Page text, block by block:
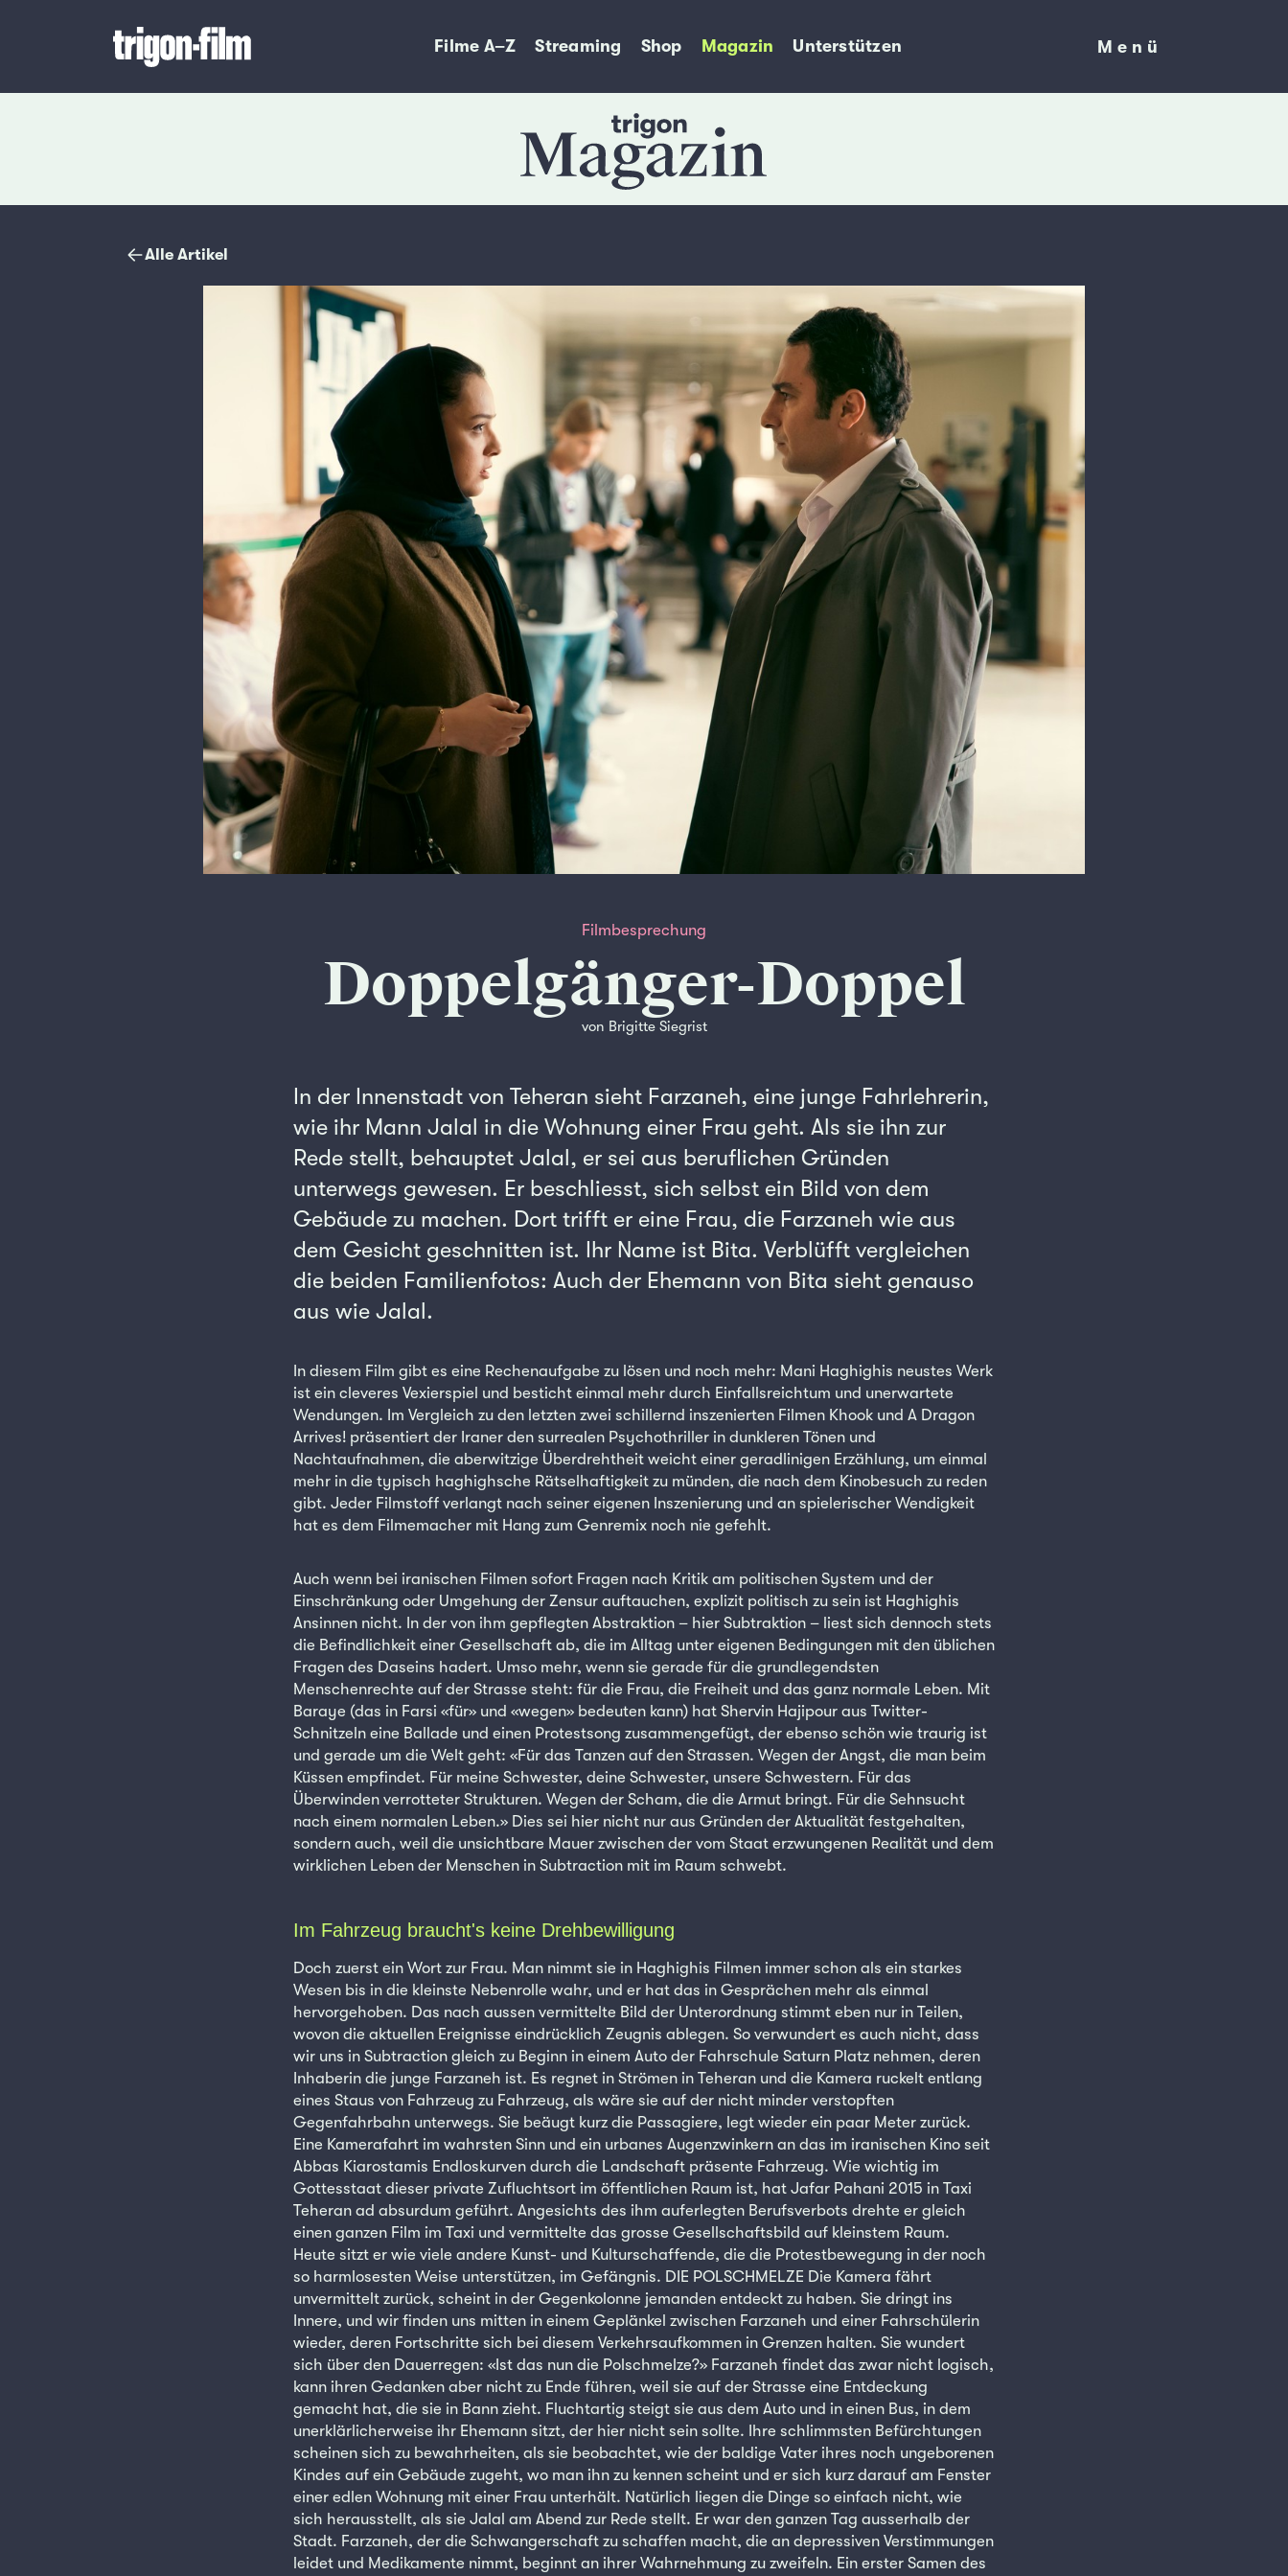
Filme A–Z Streaming Shop Magazin Unterstützen
Menü
Menü
Magazin
Alle Artikel
Filmbesprechung
Doppelgänger-Doppel
von Brigitte Siegrist
In der Innenstadt von Teheran sieht Farzaneh, eine junge Fahrlehrerin,
wie ihr Mann Jalal in die Wohnung einer Frau geht. Als sie ihn zur
Rede stellt, behauptet Jalal, er sei aus beruflichen Gründen
unterwegs gewesen. Er beschliesst, sich selbst ein Bild von dem
Gebäude zu machen. Dort trifft er eine Frau, die Farzaneh wie aus
dem Gesicht geschnitten ist. Ihr Name ist Bita. Verblüfft vergleichen
die beiden Familienfotos: Auch der Ehemann von Bita sieht genauso
aus wie Jalal.
In diesem Film gibt es eine Rechenaufgabe zu lösen und noch mehr: Mani Haghighis neustes Werk
ist ein cleveres Vexierspiel und besticht einmal mehr durch Einfallsreichtum und unerwartete
Wendungen. Im Vergleich zu den letzten zwei schillernd inszenierten Filmen Khook und A Dragon
Arrives! präsentiert der Iraner den surrealen Psychothriller in dunkleren Tönen und
Nachtaufnahmen, die aberwitzige Überdrehtheit weicht einer geradlinigen Erzählung, um einmal
mehr in die typisch haghighsche Rätselhaftigkeit zu münden, die nach dem Kinobesuch zu reden
gibt. Jeder Filmstoff verlangt nach seiner eigenen Inszenierung und an spielerischer Wendigkeit
hat es dem Filmemacher mit Hang zum Genremix noch nie gefehlt.
Auch wenn bei iranischen Filmen sofort Fragen nach Kritik am politischen System und der
Einschränkung oder Umgehung der Zensur auftauchen, explizit politisch zu sein ist Haghighis
Ansinnen nicht. In der von ihm gepflegten Abstraktion – hier Subtraktion – liest sich dennoch stets
die Befindlichkeit einer Gesellschaft ab, die im Alltag unter eigenen Bedingungen mit den üblichen
Fragen des Daseins hadert. Umso mehr, wenn sie gerade für die grundlegendsten
Menschenrechte auf der Strasse steht: für die Frau, die Freiheit und das ganz normale Leben. Mit
Baraye (das in Farsi «für» und «wegen» bedeuten kann) hat Shervin Hajipour aus Twitter-
Schnitzeln eine Ballade und einen Protestsong zusammengefügt, der ebenso schön wie traurig ist
und gerade um die Welt geht: «Für das Tanzen auf den Strassen. Wegen der Angst, die man beim
Küssen empfindet. Für meine Schwester, deine Schwester, unsere Schwestern. Für das
Überwinden verrotteter Strukturen. Wegen der Scham, die die Armut bringt. Für die Sehnsucht
nach einem normalen Leben.» Dies sei hier nicht nur aus Gründen der Aktualität festgehalten,
sondern auch, weil die unsichtbare Mauer zwischen der vom Staat erzwungenen Realität und dem
wirklichen Leben der Menschen in Subtraction mit im Raum schwebt.
Im Fahrzeug braucht's keine Drehbewilligung
Doch zuerst ein Wort zur Frau. Man nimmt sie in Haghighis Filmen immer schon als ein starkes
Wesen bis in die kleinste Nebenrolle wahr, und er hat das in Gesprächen mehr als einmal
hervorgehoben. Das nach aussen vermittelte Bild der Unterordnung stimmt eben nur in Teilen,
wovon die aktuellen Ereignisse eindrücklich Zeugnis ablegen. So verwundert es auch nicht, dass
wir uns in Subtraction gleich zu Beginn in einem Auto der Fahrschule Saturn Platz nehmen, deren
Inhaberin die junge Farzaneh ist. Es regnet in Strömen in Teheran und die Kamera ruckelt entlang
eines Staus von Fahrzeug zu Fahrzeug, als wäre sie auf der nicht minder verstopften
Gegenfahrbahn unterwegs. Sie beäugt kurz die Passagiere, legt wieder ein paar Meter zurück.
Eine Kamerafahrt im wahrsten Sinn und ein urbanes Augenzwinkern an das im iranischen Kino seit
Abbas Kiarostamis Endloskurven durch die Landschaft präsente Fahrzeug. Wie wichtig im
Gottesstaat dieser private Zufluchtsort im öffentlichen Raum ist, hat Jafar Pahani 2015 in Taxi
Teheran ad absurdum geführt. Angesichts des ihm auferlegten Berufsverbots drehte er gleich
einen ganzen Film im Taxi und vermittelte das grosse Gesellschaftsbild auf kleinstem Raum.
Heute sitzt er wie viele andere Kunst- und Kulturschaffende, die die Protestbewegung in der noch
so harmlosesten Weise unterstützen, im Gefängnis. DIE POLSCHMELZE Die Kamera fährt
unvermittelt zurück, scheint in der Gegenkolonne jemanden entdeckt zu haben. Sie dringt ins
Innere, und wir finden uns mitten in einem Geplänkel zwischen Farzaneh und einer Fahrschülerin
wieder, deren Fortschritte sich bei diesem Verkehrsaufkommen in Grenzen halten. Sie wundert
sich über den Dauerregen: «Ist das nun die Polschmelze?» Farzaneh findet das zwar nicht logisch,
kann ihren Gedanken aber nicht zu Ende führen, weil sie auf der Strasse eine Entdeckung
gemacht hat, die sie in Bann zieht. Fluchtartig steigt sie aus dem Auto und in einen Bus, in dem
unerklärlicherweise ihr Ehemann sitzt, der hier nicht sein sollte. Ihre schlimmsten Befürchtungen
scheinen sich zu bewahrheiten, als sie beobachtet, wie der baldige Vater ihres noch ungeborenen
Kindes auf ein Gebäude zugeht, wo man ihn zu kennen scheint und er sich kurz darauf am Fenster
einer edlen Wohnung mit einer Frau unterhält. Natürlich liegen die Dinge so einfach nicht, wie
sich herausstellt, als sie Jalal am Abend zur Rede stellt. Er war den ganzen Tag ausserhalb der
Stadt. Farzaneh, der die Schwangerschaft zu schaffen macht, die an depressiven Verstimmungen
leidet und Medikamente nimmt, beginnt an ihrer Wahrnehmung zu zweifeln. Ein erster Samen des